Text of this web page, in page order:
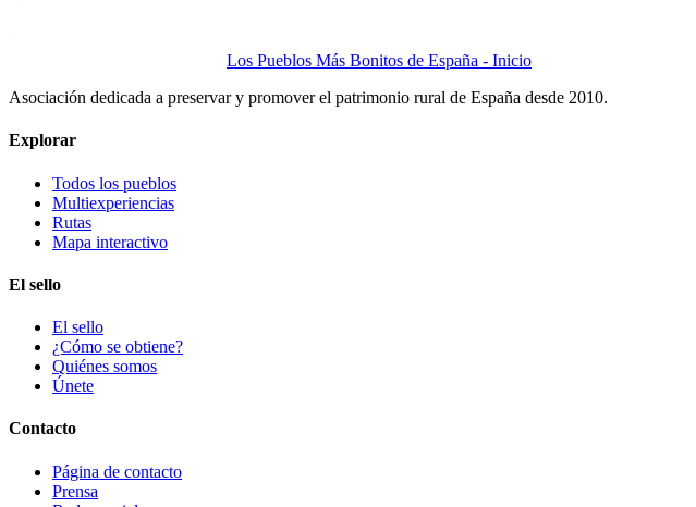
Los Pueblos Más Bonitos de España - Inicio
Asociación dedicada a preservar y promover el patrimonio rural de España desde 2010.
Explorar
Todos los pueblos
Multiexperiencias
Rutas
Mapa interactivo
El sello
El sello
¿Cómo se obtiene?
Quiénes somos
Únete
Contacto
Página de contacto
Prensa